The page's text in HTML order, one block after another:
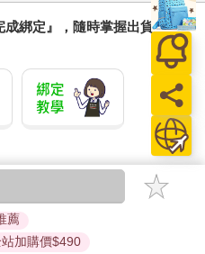
綁定』，隨時掌握出貨動
如接獲電話要求您前往
以免受騙上當！
薦
加購價$490